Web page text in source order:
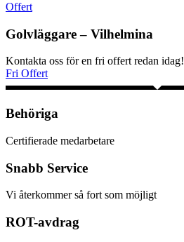
Offert
Golvläggare – Vilhelmina
Kontakta oss för en fri offert redan idag!
Fri Offert
Behöriga
Certifierade medarbetare
Snabb Service
Vi återkommer så fort som möjligt
ROT-avdrag